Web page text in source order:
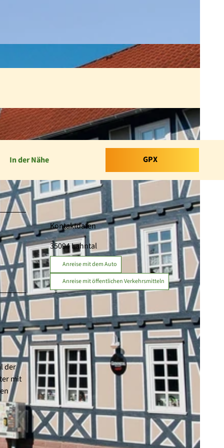
In der Nähe GPX
der
mit
Kontaktdaten
35094Lahntal
Anreise mit dem Auto
Anreise mit öffentlichen Verkehrsmitteln